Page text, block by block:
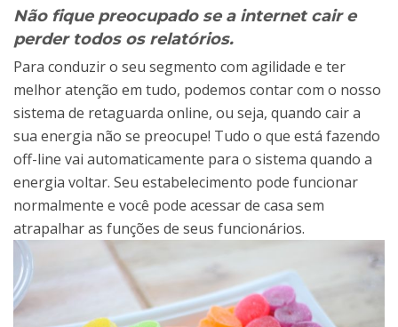
Não fique preocupado se a internet cair e
perder todos os relatórios.
Para conduzir o seu segmento com agilidade e ter
melhor atenção em tudo, podemos contar com o nosso
sistema de retaguarda online, ou seja, quando cair a
sua energia não se preocupe! Tudo o que está fazendo
off-line vai automaticamente para o sistema quando a
energia voltar. Seu estabelecimento pode funcionar
normalmente e você pode acessar de casa sem
atrapalhar as funções de seus funcionários.